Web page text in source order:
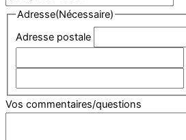
Adresse(Nécessaire)
Adresse postale
Vos commentaires/questions